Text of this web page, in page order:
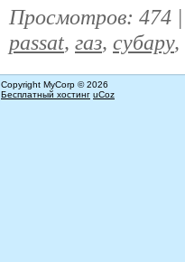
Просмотров: 474
passat, газ, субару,
Copyright MyCorp © 2026
Бесплатный хостинг uCoz